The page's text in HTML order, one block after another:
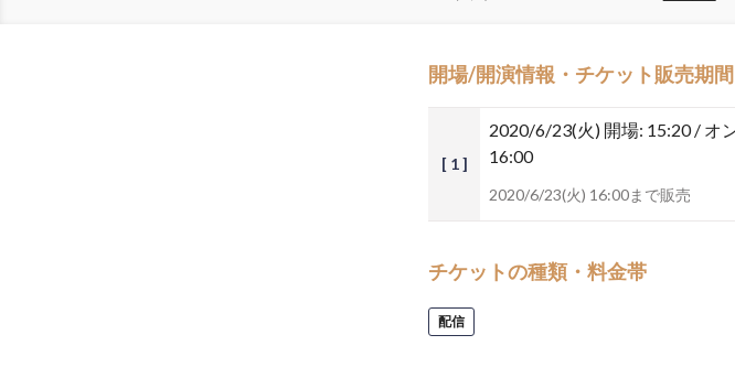
開場/開演情報・チケット販売期間
[ 1 ]
2020/6/23(火) 開場: 15:20 / オ
16:00
2020/6/23(火) 16:00まで販売
チケットの種類・料金帯
配信